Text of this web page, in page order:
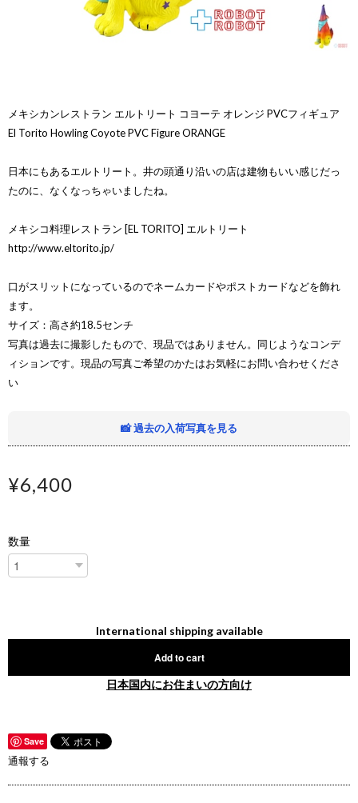
メキシカンレストラン エルトリート コヨーテ オレンジ PVCフィギュア
El Torito Howling Coyote PVC Figure ORANGE
日本にもあるエルトリート。井の頭通り沿いの店は建物もいい感じだっ
たのに、なくなっちゃいましたね。
メキシコ料理レストラン [EL TORITO] エルトリート
http://www.eltorito.jp/
口がスリットになっているのでネームカードやポストカードなどを飾れ
ます。
サイズ：高さ約18.5センチ
写真は過去に撮影したもので、現品ではありません。同じようなコンデ
ィションです。現品の写真ご希望のかたはお気軽にお問い合わせくださ
い
📸 過去の入荷写真を見る
¥6,400
数量
International shipping available
Add to cart
日本国内にお住まいの方向け
Save
通報する